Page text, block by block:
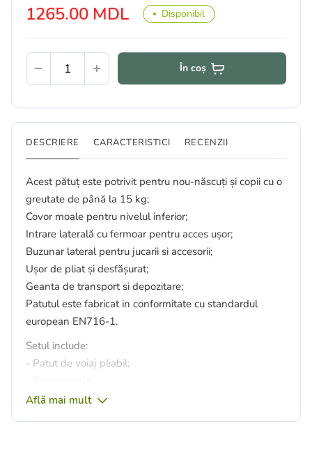
1265.00 MDL Disponibil
În coș
DESCRIERE CARACTERISTICI RECENZII
Acest pătuț este potrivit pentru nou-născuți și copii cu o
greutate de până la 15 kg;
Covor moale pentru nivelul inferior;
Intrare laterală cu fermoar pentru acces ușor;
Buzunar lateral pentru jucarii si accesorii;
Ușor de pliat și desfășurat;
Geanta de transport si depozitare;
Patutul este fabricat in conformitate cu standardul
european EN716-1.
Setul include:
- Patut de voiaj pliabil;
- Geanta pentru transport si depozitare.
Dimensiuni la desfacere: L 125 cm / L 65 cm / H 77 cm.
Află mai mult